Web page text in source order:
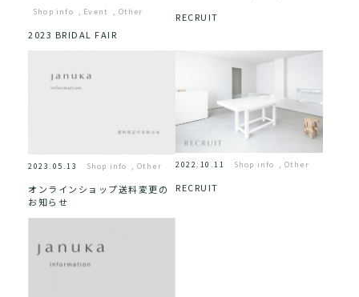
Shop info
, Event , Other
2023 BRIDAL FAIR
RECRUIT
2023.05.13 Shop info , Other
オンラインショップ送料変更の
お知らせ
2022.10.11 Shop info , Other
RECRUIT